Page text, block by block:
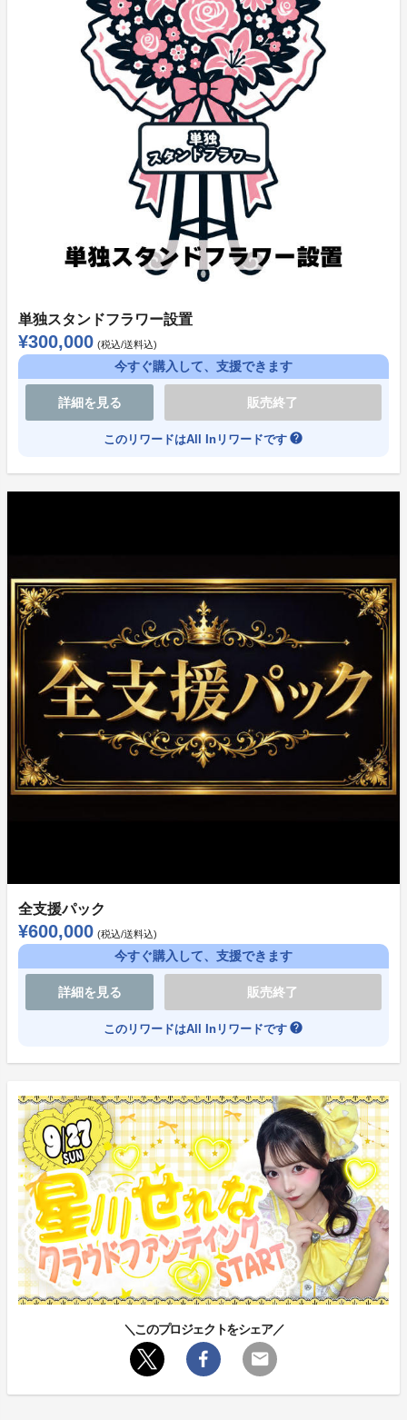
株式会社LIVE PLANET 生誕祭クラウドファンディング
お問い合わせ窓口
soreosu@liveplanet.jp
お問い合わせの際は、下記項目をあわせてご記載くださ
・ご支援時にご登録いただいたメールアドレス
・ご支援時にご登録いただいたお電話番号
・ご支援いただいたプロジェクト名
単独スタンドフラワー設置
¥300,000 (税込/送料込)
今すぐ購入して、支援できます
詳細を見る 販売終了
このリワードはAll Inリワードです help
全支援パック
¥600,000 (税込/送料込)
今すぐ購入して、支援できます
詳細を見る 販売終了
このリワードはAll Inリワードです help
＼このプロジェクトをシェア／